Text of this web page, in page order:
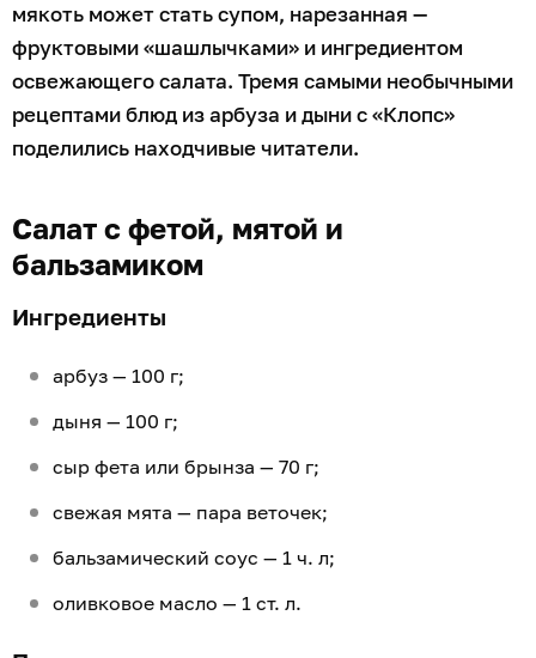
мякоть может стать супом, нарезанная —
фруктовыми «шашлычками» и ингредиентом
освежающего салата. Тремя самыми необычными
рецептами блюд из арбуза и дыни с «Клопс»
поделились находчивые читатели.
Салат с фетой, мятой и
бальзамиком
Ингредиенты
арбуз — 100 г;
дыня — 100 г;
сыр фета или брынза — 70 г;
свежая мята — пара веточек;
бальзамический соус — 1 ч. л;
оливковое масло — 1 ст. л.